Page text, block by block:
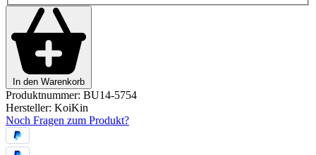
In den Warenkorb
Produktnummer: BU14-5754
Hersteller: KoiKin
Noch Fragen zum Produkt?